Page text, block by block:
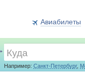
Авиабилеты
Например: Санкт-Петербург,